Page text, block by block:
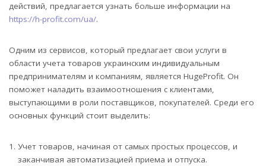
действий, предлагается узнать больше информации на
https://h-profit.com/ua/.
Одним из сервисов, который предлагает свои услуги в
области учета товаров украинским индивидуальным
предпринимателям и компаниям, является HugeProfit. Он
поможет наладить взаимоотношения с клиентами,
выступающими в роли поставщиков, покупателей. Среди его
основных функций стоит выделить:
Учет товаров, начиная от самых простых процессов, и
заканчивая автоматизацией приема и отпуска.